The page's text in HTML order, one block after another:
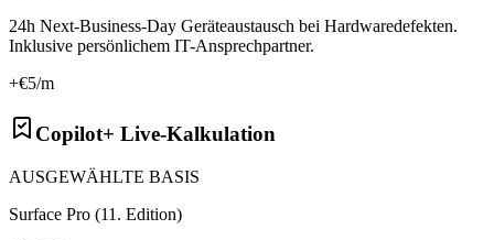
24h Next-Business-Day Geräteaustausch bei Hardwaredefekten.
Inklusive persönlichem IT-Ansprechpartner.
+€5/m
Copilot+ Live-Kalkulation
AUSGEWÄHLTE BASIS
Surface Pro (11. Edition)